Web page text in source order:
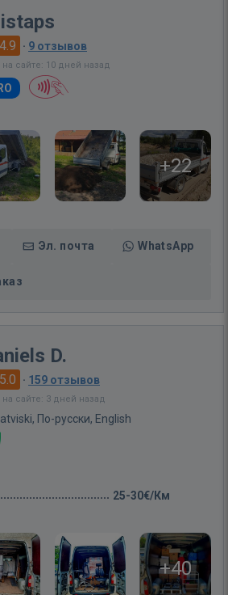
4.9 · 9 отзывов
сайте: 10 дней назад
+22
Эл. почта WhatsApp
D.
5.0 · 159 отзывов
сайте: 3 дней назад
По-русски, English
25-30€/Км
+40